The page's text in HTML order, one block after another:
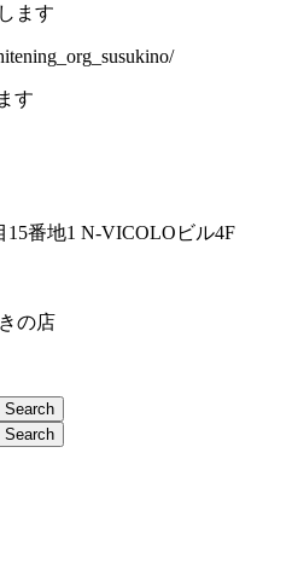
ます
す
番地1 N-VICOLOビル4F
の店
Search
Search